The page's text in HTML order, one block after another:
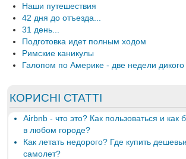
Наши путешествия
42 дня до отъезда...
31 день...
Подготовка идет полным ходом
Римские каникулы
Галопом по Америке - две недели дикого
КОРИСНІ СТАТТІ
Airbnb - что это? Как пользоваться и как
в любом городе?
Как летать недорого? Где купить
самолет?